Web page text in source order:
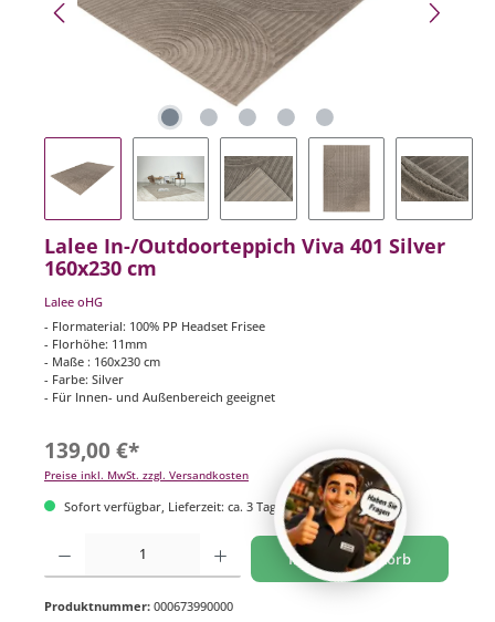
Lalee In-/Outdoorteppich Viva 401 Silver
160x230 cm
Lalee oHG
- Flormaterial: 100% PP Headset Frisee
- Florhöhe: 11mm
- Maße : 160x230 cm
- Farbe: Silver
- Für Innen- und Außenbereich geeignet
139,00 €*
Preise inkl. MwSt. zzgl. Versandkosten
Sofort verfügbar, Lieferzeit: ca. 3 Tage
Produkt Anzahl: Gib den gewünschten Wert ein oder benutze die Schaltflächen um
In den Warenkorb
Produktnummer: 000673990000